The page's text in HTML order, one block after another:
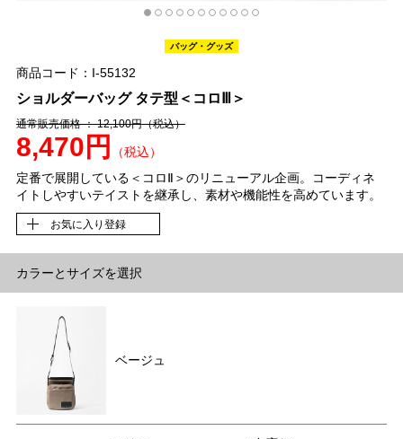
バッグ・グッズ
商品コード：I-55132
ショルダーバッグ タテ型＜コロⅢ＞
通常販売価格 ： 12,100円（税込）
8,470円
（税込）
定番で展開している＜コロⅡ＞のリニューアル企画。コーディネ
イトしやすいテイストを継承し、素材や機能性を高めています。
お気に入り登録
カラーとサイズを選択
ベージュ